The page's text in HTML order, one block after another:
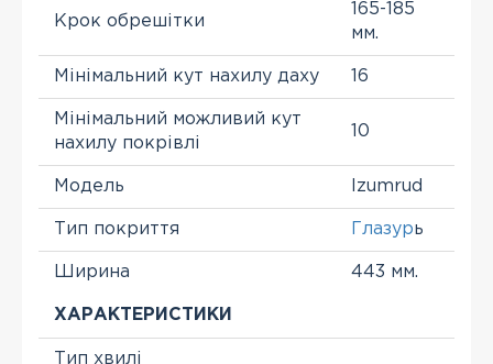
Крок обрешітки
165-185
мм.
Мінімальний кут нахилу даху 16
Мінімальний можливий кут
нахилу покрівлі
10
Модель Izumrud
Тип покриття Глазурь
Ширина 443 мм.
ХАРАКТЕРИСТИКИ
Тип хвилі